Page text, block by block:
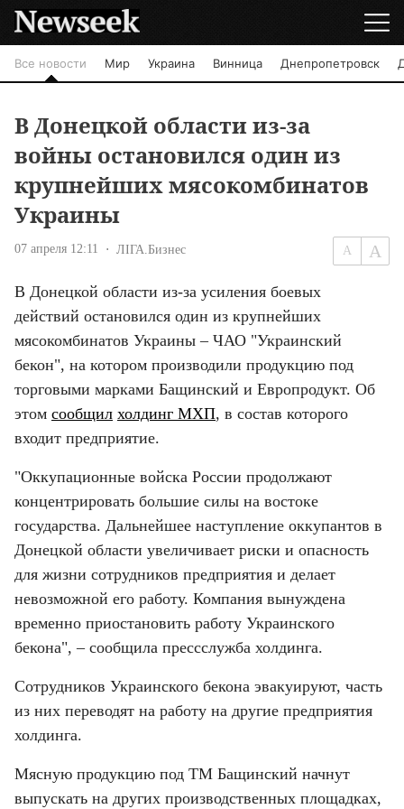
Все новости Мир Украина Винница Днепропетровск
В Донецкой области из-за
войны остановился один из
крупнейших мясокомбинатов
Украины
07 апреля 12:11 ЛІГА.Бизнес
В Донецкой области из-за усиления боевых
действий остановился один из крупнейших
мясокомбинатов Украины – ЧАО "Украинский
бекон", на котором производили продукцию под
торговыми марками Бащинский и Европродукт. Об
этом сообщил холдинг МХП, в состав которого
входит предприятие.
"Оккупационные войска России продолжают
концентрировать большие силы на востоке
государства. Дальнейшее наступление оккупантов в
Донецкой области увеличивает риски и опасность
для жизни сотрудников предприятия и делает
невозможной его работу. Компания вынуждена
временно приостановить работу Украинского
бекона", – сообщила прессслужба холдинга.
Сотрудников Украинского бекона эвакуируют, часть
из них переводят на работу на другие предприятия
холдинга.
Мясную продукцию под ТМ Бащинский начнут
выпускать на других производственных площадках,